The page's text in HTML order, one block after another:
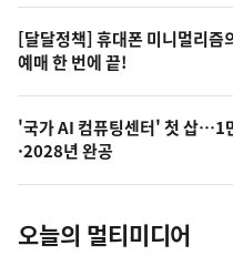
오
늘
의
사
진
[달달정책] 휴대폰 미니멀리
예매 한 번에 끝!
'국가 AI 컴퓨팅센터' 첫 삽…1
·2028년 완공
오늘의 멀티미디어